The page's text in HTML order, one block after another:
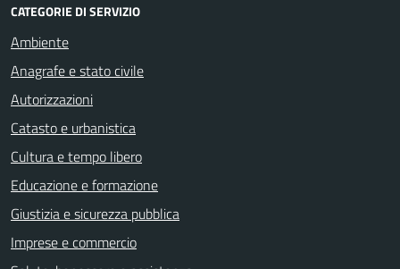
CATEGORIE DI SERVIZIO
Ambiente
Anagrafe e stato civile
Autorizzazioni
Catasto e urbanistica
Cultura e tempo libero
Educazione e formazione
Giustizia e sicurezza pubblica
Imprese e commercio